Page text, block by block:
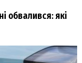
обвалився: які